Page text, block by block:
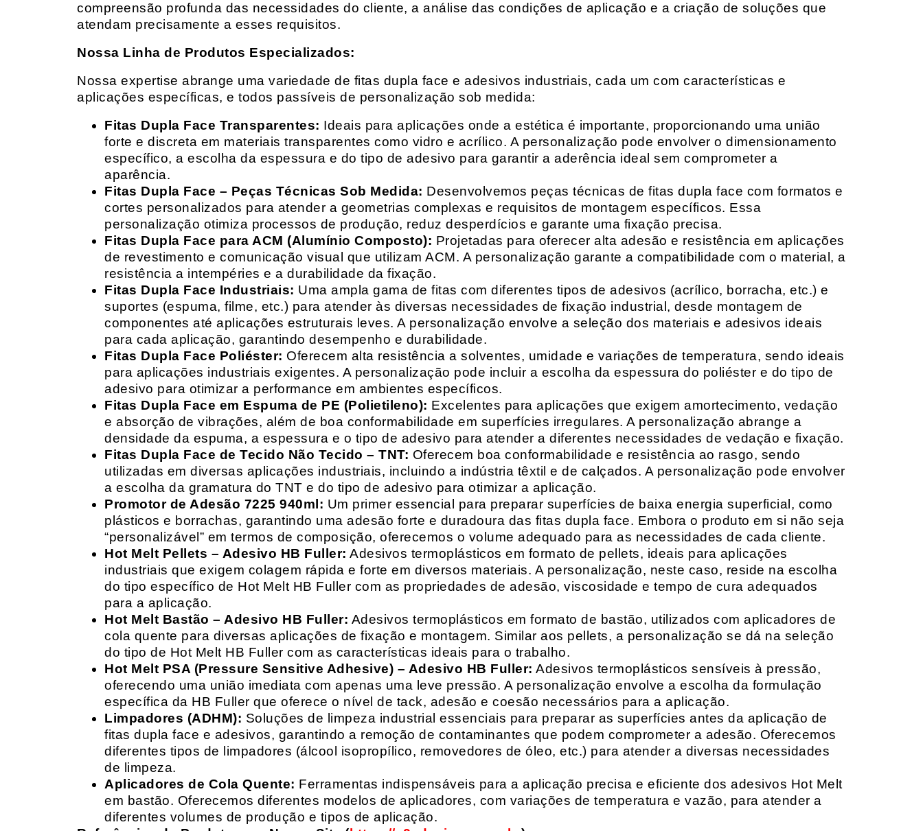
compreensão profunda das necessidades do cliente, a análise das condições de aplicação e a criação de soluções que
atendam precisamente a esses requisitos.
Nossa Linha de Produtos Especializados:
Nossa expertise abrange uma variedade de fitas dupla face e adesivos industriais, cada um com características e
aplicações específicas, e todos passíveis de personalização sob medida:
Fitas Dupla Face Transparentes: Ideais para aplicações onde a estética é importante, proporcionando uma união
forte e discreta em materiais transparentes como vidro e acrílico. A personalização pode envolver o dimensionamento
específico, a escolha da espessura e do tipo de adesivo para garantir a aderência ideal sem comprometer a
aparência.
Fitas Dupla Face – Peças Técnicas Sob Medida: Desenvolvemos peças técnicas de fitas dupla face com formatos e
cortes personalizados para atender a geometrias complexas e requisitos de montagem específicos. Essa
personalização otimiza processos de produção, reduz desperdícios e garante uma fixação precisa.
Fitas Dupla Face para ACM (Alumínio Composto): Projetadas para oferecer alta adesão e resistência em aplicações
de revestimento e comunicação visual que utilizam ACM. A personalização garante a compatibilidade com o material, a
resistência a intempéries e a durabilidade da fixação.
Fitas Dupla Face Industriais: Uma ampla gama de fitas com diferentes tipos de adesivos (acrílico, borracha, etc.) e
suportes (espuma, filme, etc.) para atender às diversas necessidades de fixação industrial, desde montagem de
componentes até aplicações estruturais leves. A personalização envolve a seleção dos materiais e adesivos ideais
para cada aplicação, garantindo desempenho e durabilidade.
Fitas Dupla Face Poliéster: Oferecem alta resistência a solventes, umidade e variações de temperatura, sendo ideais
para aplicações industriais exigentes. A personalização pode incluir a escolha da espessura do poliéster e do tipo de
adesivo para otimizar a performance em ambientes específicos.
Fitas Dupla Face em Espuma de PE (Polietileno): Excelentes para aplicações que exigem amortecimento, vedação
e absorção de vibrações, além de boa conformabilidade em superfícies irregulares. A personalização abrange a
densidade da espuma, a espessura e o tipo de adesivo para atender a diferentes necessidades de vedação e fixação.
Fitas Dupla Face de Tecido Não Tecido – TNT: Oferecem boa conformabilidade e resistência ao rasgo, sendo
utilizadas em diversas aplicações industriais, incluindo a indústria têxtil e de calçados. A personalização pode envolver
a escolha da gramatura do TNT e do tipo de adesivo para otimizar a aplicação.
Promotor de Adesão 7225 940ml: Um primer essencial para preparar superfícies de baixa energia superficial, como
plásticos e borrachas, garantindo uma adesão forte e duradoura das fitas dupla face. Embora o produto em si não seja
“personalizável” em termos de composição, oferecemos o volume adequado para as necessidades de cada cliente.
Hot Melt Pellets – Adesivo HB Fuller: Adesivos termoplásticos em formato de pellets, ideais para aplicações
industriais que exigem colagem rápida e forte em diversos materiais. A personalização, neste caso, reside na escolha
do tipo específico de Hot Melt HB Fuller com as propriedades de adesão, viscosidade e tempo de cura adequados
para a aplicação.
Hot Melt Bastão – Adesivo HB Fuller: Adesivos termoplásticos em formato de bastão, utilizados com aplicadores de
cola quente para diversas aplicações de fixação e montagem. Similar aos pellets, a personalização se dá na seleção
do tipo de Hot Melt HB Fuller com as características ideais para o trabalho.
Hot Melt PSA (Pressure Sensitive Adhesive) – Adesivo HB Fuller: Adesivos termoplásticos sensíveis à pressão,
oferecendo uma união imediata com apenas uma leve pressão. A personalização envolve a escolha da formulação
específica da HB Fuller que oferece o nível de tack, adesão e coesão necessários para a aplicação.
Limpadores (ADHM): Soluções de limpeza industrial essenciais para preparar as superfícies antes da aplicação de
fitas dupla face e adesivos, garantindo a remoção de contaminantes que podem comprometer a adesão. Oferecemos
diferentes tipos de limpadores (álcool isopropílico, removedores de óleo, etc.) para atender a diversas necessidades
de limpeza.
Aplicadores de Cola Quente: Ferramentas indispensáveis para a aplicação precisa e eficiente dos adesivos Hot Melt
em bastão. Oferecemos diferentes modelos de aplicadores, com variações de temperatura e vazão, para atender a
diferentes volumes de produção e tipos de aplicação.